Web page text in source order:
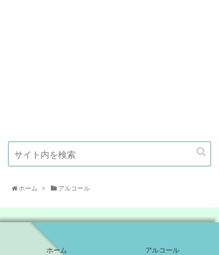
ホーム アルコール
ホーム
アルコール